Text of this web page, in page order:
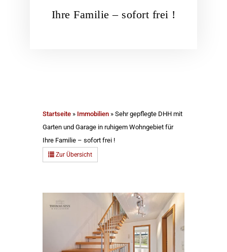
Ihre Familie – sofort frei !
Startseite » Immobilien » Sehr gepflegte DHH mit
Garten und Garage in ruhigem Wohngebiet für
Ihre Familie – sofort frei !
Zur Übersicht